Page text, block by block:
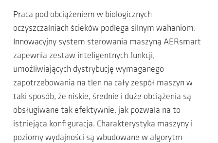
Praca pod obciążeniem w biologicznych
oczyszczalniach ścieków podlega silnym wahaniom.
Innowacyjny system sterowania maszyną AERsmart
zapewnia zestaw inteligentnych funkcji,
umożliwiających dystrybucję wymaganego
zapotrzebowania na tlen na cały zespół maszyn w
taki sposób, że niskie, średnie i duże obciążenia są
obsługiwane tak efektywnie, jak pozwala na to
istniejąca konfiguracja. Charakterystyka maszyny i
poziomy wydajności są wbudowane w algorytm